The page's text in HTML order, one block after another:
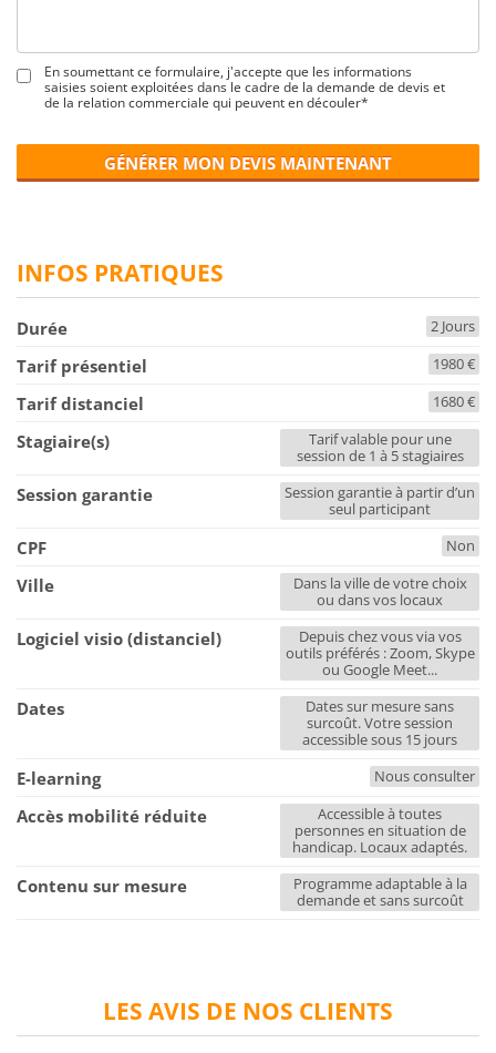
LES AVIS DE NOS CLIENTS
En soumettant ce formulaire, j'accepte que les informations
saisies soient exploitées dans le cadre de la demande de devis et
de la relation commerciale qui peuvent en découler*
GÉNÉRER MON DEVIS MAINTENANT
INFOS PRATIQUES
Durée 2 Jours
Tarif présentiel 1980 €
Tarif distanciel 1680 €
Stagiaire(s)
Tarif valable pour une
session de 1 à 5 stagiaires
Session garantie
Session garantie à partir d’un
seul participant
CPF Non
Ville
Dans la ville de votre choix
ou dans vos locaux
Logiciel visio (distanciel)
Depuis chez vous via vos
outils préférés : Zoom, Skype
ou Google Meet...
Dates
Dates sur mesure sans
surcoût. Votre session
accessible sous 15 jours
E-learning Nous consulter
Accès mobilité réduite
Accessible à toutes
personnes en situation de
handicap. Locaux adaptés.
Contenu sur mesure
Programme adaptable à la
demande et sans surcoût